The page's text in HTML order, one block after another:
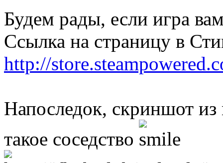
Будем рады, если игра
Ссылка на страницу в
http://
Напоследок, скриншот из
такое соседство